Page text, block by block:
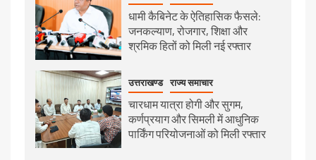
धामी कैबिनेट के ऐतिहासिक फैसले:
जनकल्याण, रोजगार, शिक्षा और
श्रमिक हितों को मिली नई रफ्तार
उत्तराखण्ड राज्य समाचार
चारधाम यात्रा होगी और सुगम,
कर्णप्रयाग और सिमली में आधुनिक
पार्किंग परियोजनाओं को मिली रफ्तार